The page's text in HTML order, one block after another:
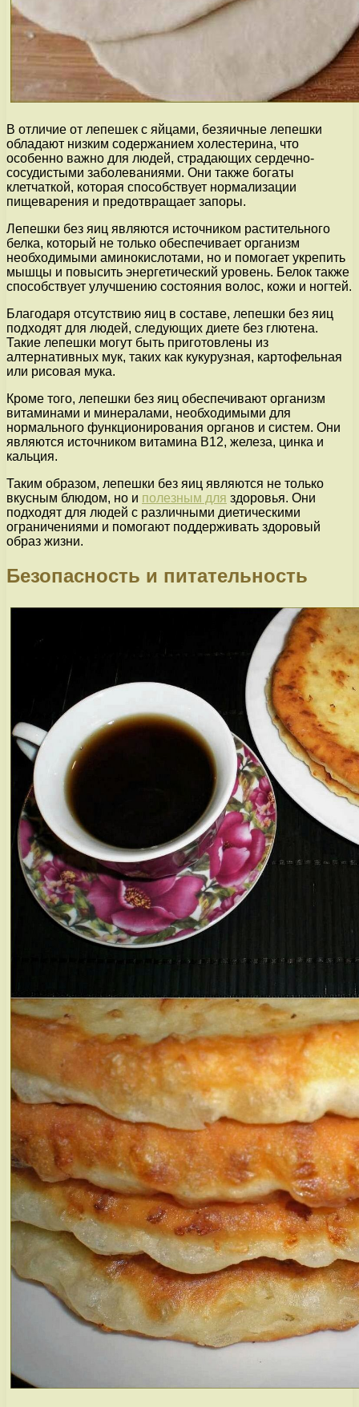
В отличие от лепешек с яйцами, безяичные лепешки
обладают низким содержанием холестерина, что
особенно важно для людей, страдающих сердечно-
сосудистыми заболеваниями. Они также богаты
клетчаткой, которая способствует нормализации
пищеварения и предотвращает запоры.
Лепешки без яиц являются источником растительного
белка, который не только обеспечивает организм
необходимыми аминокислотами, но и помогает укрепить
мышцы и повысить энергетический уровень. Белок также
способствует улучшению состояния волос, кожи и ногтей.
Благодаря отсутствию яиц в составе, лепешки без яиц
подходят для людей, следующих диете без глютена.
Такие лепешки могут быть приготовлены из
алтернативных мук, таких как кукурузная, картофельная
или рисовая мука.
Кроме того, лепешки без яиц обеспечивают организм
витаминами и минералами, необходимыми для
нормального функционирования органов и систем. Они
являются источником витамина В12, железа, цинка и
кальция.
Таким образом, лепешки без яиц являются не только
вкусным блюдом, но и полезным для здоровья. Они
подходят для людей с различными диетическими
ограничениями и помогают поддерживать здоровый
образ жизни.
Безопасность и питательность